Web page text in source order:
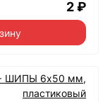
2 ₽
ШИПЫ 6х50 мм,
пластиковый